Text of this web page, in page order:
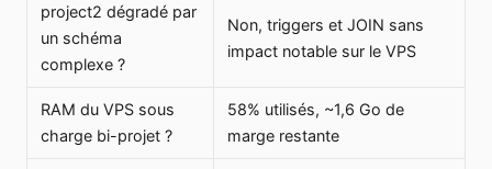
project2 dégradé par
un schéma
complexe ?
Non, triggers et JOIN sans
impact notable sur le VPS
RAM du VPS sous
charge bi-projet ?
58% utilisés, ~1,6 Go de
marge restante